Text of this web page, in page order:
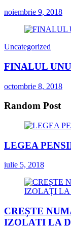
noiembrie 9, 2018
Uncategorized
FINALUL
octombrie 8, 2018
Random Post
LEGEA
iulie 5, 2018
CREȘTE
IZOLAȚI LA